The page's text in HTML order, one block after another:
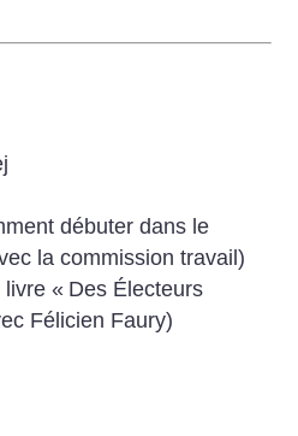
débuter dans le
la commission travail)
livre « Des Électeurs
Félicien Faury)